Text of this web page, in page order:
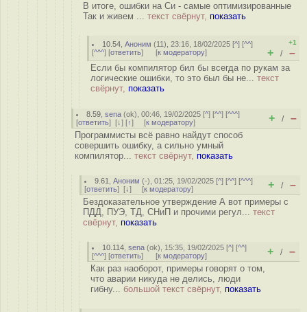
В итоге, ошибки на Си - самые оптимизированные
Так и живем ... текст свёрнут, показать
10.54 ,Аноним (11), 23:16, 18/02/2025 [^] [^^]
[^^^] [ответить] [к модератору]
+1
+ / –
Если бы компилятор бил бы всегда по рукам за
логические ошибки, то это был бы не... текст
свёрнут, показать
8.59 ,sena (ok), 00:46, 19/02/2025 [^] [^^] [^^^]
[ответить] [↓] [↑] [к модератору] + / –
Программисты всё равно найдут способ
совершить ошибку, а сильно умный
компилятор... текст свёрнут, показать
9.61 ,Аноним (-), 01:25, 19/02/2025 [^] [^^] [^^^]
[ответить] [↓] [к модератору] + / –
Бездоказательное утверждение А вот примеры с
ПДД, ПУЭ, ТД, СНиП и прочими регул... текст
свёрнут, показать
10.114 ,sena (ok), 15:35, 19/02/2025 [^] [^^]
[^^^] [ответить] [к модератору] + / –
Как раз наоборот, примеры говорят о том,
что аварии никуда не делись, люди
гибну... большой текст свёрнут, показать